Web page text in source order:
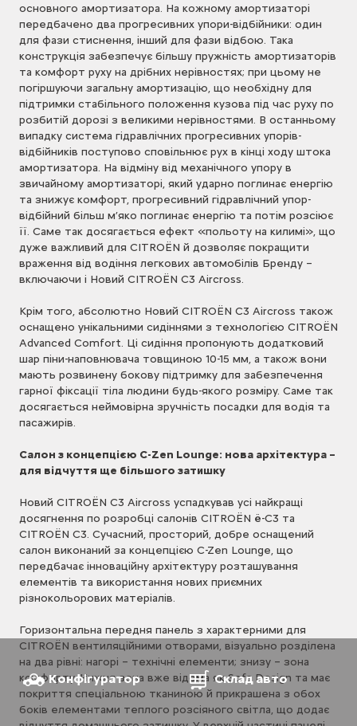
основного амортизатора. На кожному амортизаторі
передбачено два прогресивних упори-відбійники: один
для фази стиснення, інший для фази відбою. Така
конструкція забезпечує більшу пружність амортизаторів
та комфорт руху на дрібних нерівностях; при цьому не
погіршуючи загальну амортизацію, що необхідну для
підтримки стабільного положення кузова під час руху по
розбитій дорозі з великими нерівностями. В останньому
випадку система гідравлічних прогресивних упорів-
відбійників поступово сповільнює рух в кінці ходу штока
амортизатора. На відміну від механічного упору в
звичайному амортизаторі, який ударно поглинає енергію
та знижує комфорт, прогресивний гідравлічний упор-
відбійний більш м’яко поглинає енергію та потім розсіює
її. Саме так досягається ефект «польоту на килимі», що
дуже важливий для CITROЁN й дозволяє покращити
враження від водіння легкових автомобілів Бренду –
включаючи і Новий CITROЁN C3 Aircross.
Крім того, абсолютно Новий CITROЁN C3 Aircross також
оснащено унікальними сидіннями з технологією CITROЁN
Advanced Comfort. Ці сидіння пропонують додатковий
шар піни-наповнювача товщиною 10-15 мм, а також вони
мають розвинену бокову підтримку для забезпечення
гарної фіксації тіла людини будь-якого розміру. Саме так
досягається неймовірна зручність посадки для водія та
пасажирів.
Салон з концепцією C-Zen Lounge: нова архітектура –
для відчуття ще більшого затишку
Новий CITROЁN C3 Aircross успадкував усі найкращі
досягнення по розробці салонів CITROЁN ë-C3 та
CITROЁN C3. Сучасний, просторий, добре оснащений
салон виконаний за концепцією C-Zen Lounge, що
передбачає інноваційну архітектуру розташування
елементів та використання нових приємних
різнокольорових матеріалів.
Горизонтальна передня панель з характерними для
CITROЁN вентиляційними отворами, візуально розділена
на два рівні: нагорі – технічні елементи; знизу – зона
комфорту. Нижня зона вже відома як Sofa Design та має
покриття спеціальною тканиною й прикрашена з обох
боків елементами теплого розсіяного світла, що додає
Конфігуратор Склад авто